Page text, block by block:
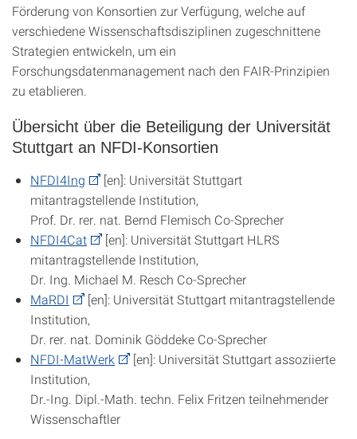
Förderung von Konsortien zur Verfügung, welche auf
verschiedene Wissenschaftsdisziplinen zugeschnittene
Strategien entwickeln, um ein
Forschungsdatenmanagement nach den FAIR-Prinzipien
zu etablieren.
Übersicht über die Beteiligung der Universität
Stuttgart an NFDI-Konsortien
NFDI4Ing
[en]: Universität Stuttgart
mitantragstellende Institution,
Prof. Dr. rer. nat. Bernd Flemisch Co-Sprecher
NFDI4Cat
[en]: Universität Stuttgart HLRS
mitantragstellende Institution,
Dr. Ing. Michael M. Resch Co-Sprecher
MaRDI
[en]: Universität Stuttgart mitantragstellende
Institution,
Dr. rer. nat. Dominik Göddeke Co-Sprecher
NFDI-MatWerk
[en]: Universität Stuttgart assoziierte
Institution,
Dr.-Ing. Dipl.-Math. techn. Felix Fritzen teilnehmender
Wissenschaftler